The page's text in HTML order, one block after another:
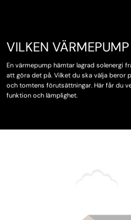
VILKEN
En värmepump hämtar lagrad solenergi
att göra det på. Vilket du ska välja beror
och tomtens förutsättningar. Här får du
funktion och lämplighet.